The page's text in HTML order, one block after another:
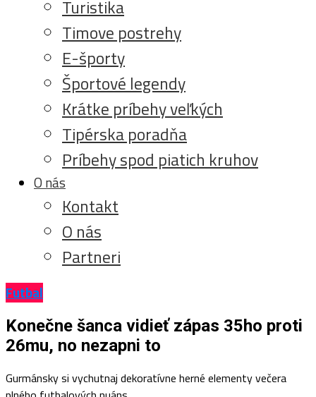
Turistika
Timove postrehy
E-športy
Športové legendy
Krátke príbehy veľkých
Tipérska poradňa
Príbehy spod piatich kruhov
O nás
Kontakt
O nás
Partneri
Futbal
Konečne šanca vidieť zápas 35ho proti
26mu, no nezapni to
Gurmánsky si vychutnaj dekoratívne herné elementy večera